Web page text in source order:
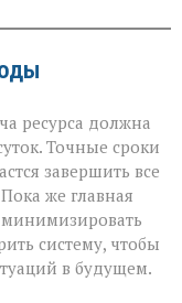
ресурса должна
Точные сроки
завершить все
же главная
систему, чтобы
в будущем.